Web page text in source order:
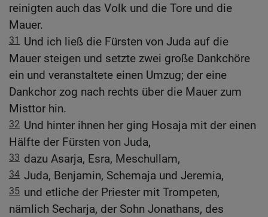
reinigten auch das Volk und die Tore und die
Mauer.
31
Und ich ließ die Fürsten von Juda auf die
Mauer steigen und setzte zwei große Dankchöre
ein und veranstaltete einen Umzug; der eine
Dankchor zog nach rechts über die Mauer zum
Misttor hin.
32 Und hinter ihnen her ging Hosaja mit der einen
Hälfte der Fürsten von Juda,
33 dazu Asarja, Esra, Meschullam,
34 Juda, Benjamin, Schemaja und Jeremia,
35 und etliche der Priester mit Trompeten,
nämlich Secharja, der Sohn Jonathans, des